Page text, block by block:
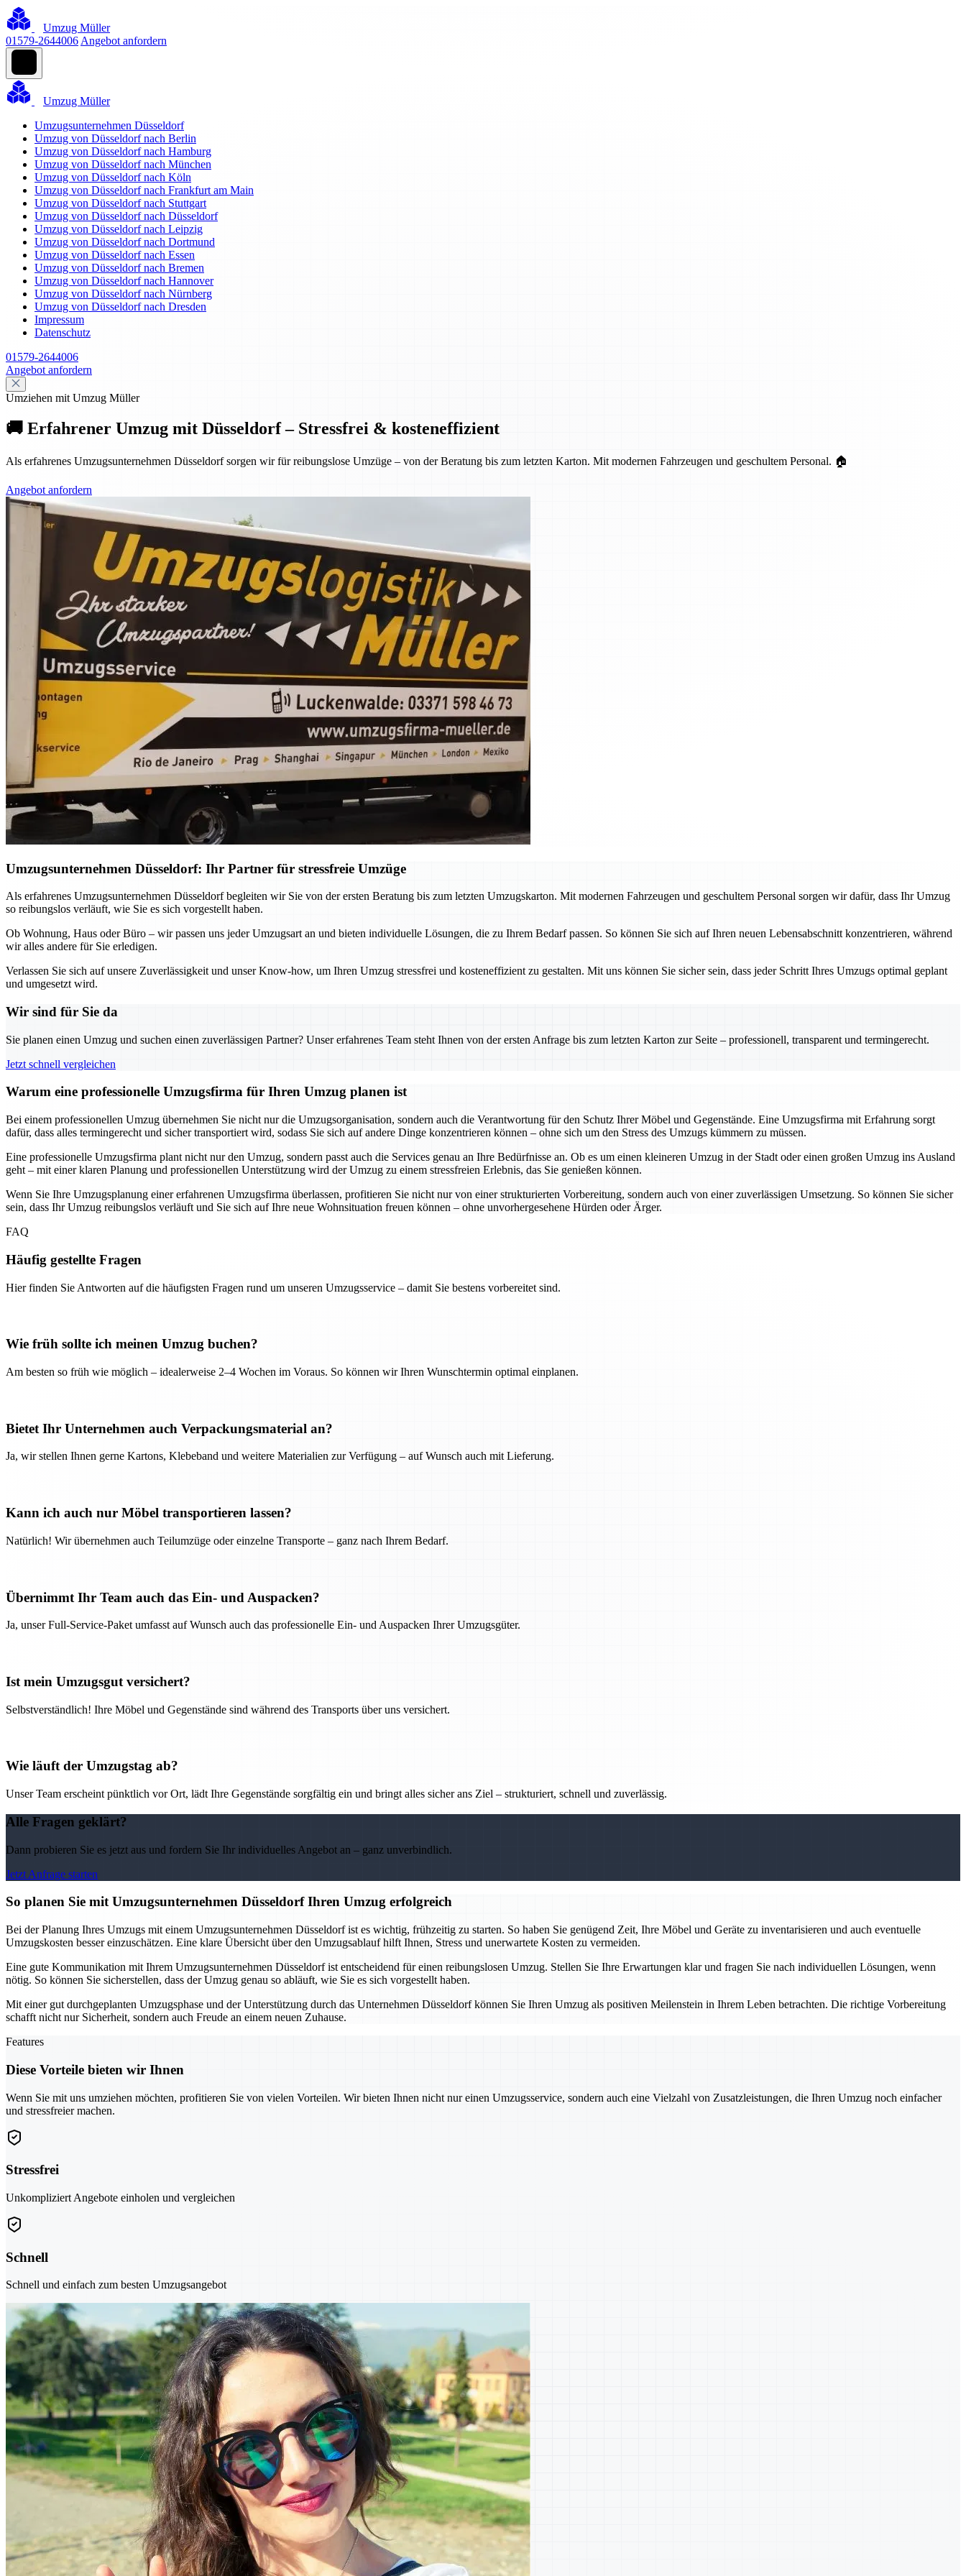
Umzug Müller
01579-2644006 Angebot anfordern
Umzug Müller
Umzugsunternehmen Düsseldorf
Umzug von Düsseldorf nach Berlin
Umzug von Düsseldorf nach Hamburg
Umzug von Düsseldorf nach München
Umzug von Düsseldorf nach Köln
Umzug von Düsseldorf nach Frankfurt am Main
Umzug von Düsseldorf nach Stuttgart
Umzug von Düsseldorf nach Düsseldorf
Umzug von Düsseldorf nach Leipzig
Umzug von Düsseldorf nach Dortmund
Umzug von Düsseldorf nach Essen
Umzug von Düsseldorf nach Bremen
Umzug von Düsseldorf nach Hannover
Umzug von Düsseldorf nach Nürnberg
Umzug von Düsseldorf nach Dresden
Impressum
Datenschutz
01579-2644006
Angebot anfordern
Umziehen mit Umzug Müller
🚚 Erfahrener Umzug mit Düsseldorf – Stressfrei & kosteneffizient
Als erfahrenes Umzugsunternehmen Düsseldorf sorgen wir für reibungslose Umzüge – von der Beratung bis zum letzten Karton. Mit modernen Fahrzeugen und geschultem Personal. 🏠
Angebot anfordern
Umzugsunternehmen Düsseldorf: Ihr Partner für stressfreie Umzüge
Als erfahrenes Umzugsunternehmen Düsseldorf begleiten wir Sie von der ersten Beratung bis zum letzten Umzugskarton. Mit modernen Fahrzeugen und geschultem Personal sorgen wir dafür, dass Ihr Umzug
so reibungslos verläuft, wie Sie es sich vorgestellt haben.
Ob Wohnung, Haus oder Büro – wir passen uns jeder Umzugsart an und bieten individuelle Lösungen, die zu Ihrem Bedarf passen. So können Sie sich auf Ihren neuen Lebensabschnitt konzentrieren, während
wir alles andere für Sie erledigen.
Verlassen Sie sich auf unsere Zuverlässigkeit und unser Know-how, um Ihren Umzug stressfrei und kosteneffizient zu gestalten. Mit uns können Sie sicher sein, dass jeder Schritt Ihres Umzugs optimal geplant
und umgesetzt wird.
Wir sind für Sie da
Sie planen einen Umzug und suchen einen zuverlässigen Partner? Unser erfahrenes Team steht Ihnen von der ersten Anfrage bis zum letzten Karton zur Seite – professionell, transparent und termingerecht.
Jetzt schnell vergleichen
Warum eine professionelle Umzugsfirma für Ihren Umzug planen ist
Bei einem professionellen Umzug übernehmen Sie nicht nur die Umzugsorganisation, sondern auch die Verantwortung für den Schutz Ihrer Möbel und Gegenstände. Eine Umzugsfirma mit Erfahrung sorgt
dafür, dass alles termingerecht und sicher transportiert wird, sodass Sie sich auf andere Dinge konzentrieren können – ohne sich um den Stress des Umzugs kümmern zu müssen.
Eine professionelle Umzugsfirma plant nicht nur den Umzug, sondern passt auch die Services genau an Ihre Bedürfnisse an. Ob es um einen kleineren Umzug in der Stadt oder einen großen Umzug ins Ausland
geht – mit einer klaren Planung und professionellen Unterstützung wird der Umzug zu einem stressfreien Erlebnis, das Sie genießen können.
Wenn Sie Ihre Umzugsplanung einer erfahrenen Umzugsfirma überlassen, profitieren Sie nicht nur von einer strukturierten Vorbereitung, sondern auch von einer zuverlässigen Umsetzung. So können Sie sicher
sein, dass Ihr Umzug reibungslos verläuft und Sie sich auf Ihre neue Wohnsituation freuen können – ohne unvorhergesehene Hürden oder Ärger.
FAQ
Häufig gestellte Fragen
Hier finden Sie Antworten auf die häufigsten Fragen rund um unseren Umzugsservice – damit Sie bestens vorbereitet sind.
Wie früh sollte ich meinen Umzug buchen?
Am besten so früh wie möglich – idealerweise 2–4 Wochen im Voraus. So können wir Ihren Wunschtermin optimal einplanen.
Bietet Ihr Unternehmen auch Verpackungsmaterial an?
Ja, wir stellen Ihnen gerne Kartons, Klebeband und weitere Materialien zur Verfügung – auf Wunsch auch mit Lieferung.
Kann ich auch nur Möbel transportieren lassen?
Natürlich! Wir übernehmen auch Teilumzüge oder einzelne Transporte – ganz nach Ihrem Bedarf.
Übernimmt Ihr Team auch das Ein- und Auspacken?
Ja, unser Full-Service-Paket umfasst auf Wunsch auch das professionelle Ein- und Auspacken Ihrer Umzugsgüter.
Ist mein Umzugsgut versichert?
Selbstverständlich! Ihre Möbel und Gegenstände sind während des Transports über uns versichert.
Wie läuft der Umzugstag ab?
Unser Team erscheint pünktlich vor Ort, lädt Ihre Gegenstände sorgfältig ein und bringt alles sicher ans Ziel – strukturiert, schnell und zuverlässig.
Alle Fragen geklärt?
Dann probieren Sie es jetzt aus und fordern Sie Ihr individuelles Angebot an – ganz unverbindlich.
Jetzt Anfrage starten
So planen Sie mit Umzugsunternehmen Düsseldorf Ihren Umzug erfolgreich
Bei der Planung Ihres Umzugs mit einem Umzugsunternehmen Düsseldorf ist es wichtig, frühzeitig zu starten. So haben Sie genügend Zeit, Ihre Möbel und Geräte zu inventarisieren und auch eventuelle
Umzugskosten besser einzuschätzen. Eine klare Übersicht über den Umzugsablauf hilft Ihnen, Stress und unerwartete Kosten zu vermeiden.
Eine gute Kommunikation mit Ihrem Umzugsunternehmen Düsseldorf ist entscheidend für einen reibungslosen Umzug. Stellen Sie Ihre Erwartungen klar und fragen Sie nach individuellen Lösungen, wenn
nötig. So können Sie sicherstellen, dass der Umzug genau so abläuft, wie Sie es sich vorgestellt haben.
Mit einer gut durchgeplanten Umzugsphase und der Unterstützung durch das Unternehmen Düsseldorf können Sie Ihren Umzug als positiven Meilenstein in Ihrem Leben betrachten. Die richtige Vorbereitung
schafft nicht nur Sicherheit, sondern auch Freude an einem neuen Zuhause.
Features
Diese Vorteile bieten wir Ihnen
Wenn Sie mit uns umziehen möchten, profitieren Sie von vielen Vorteilen. Wir bieten Ihnen nicht nur einen Umzugsservice, sondern auch eine Vielzahl von Zusatzleistungen, die Ihren Umzug noch einfacher
und stressfreier machen.
Stressfrei
Unkompliziert Angebote einholen und vergleichen
Schnell
Schnell und einfach zum besten Umzugsangebot